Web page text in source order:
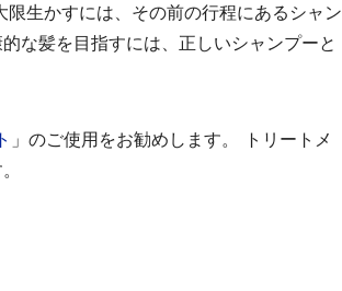
生かすには、その前の行程にあるシャン
な髪を目指すには、正しいシャンプーと
ト 」のご使用をお勧めします。 トリートメ